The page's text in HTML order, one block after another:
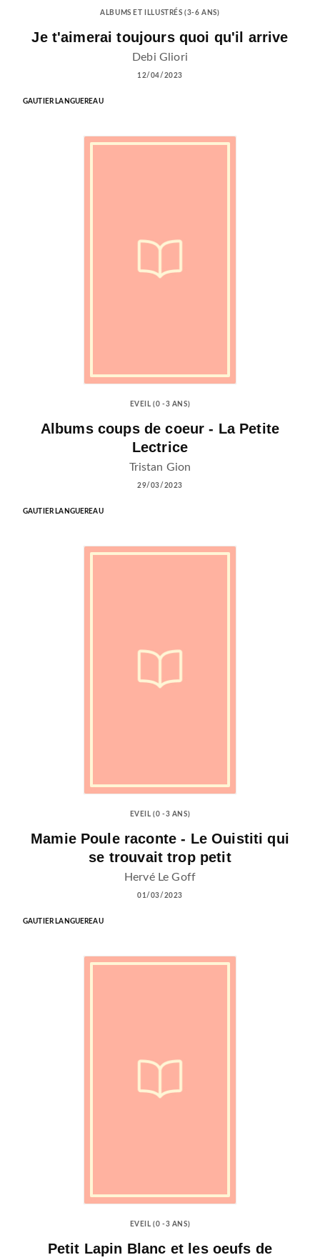
ALBUMS ET ILLUSTRÉS (3-6 ANS)
Je t'aimerai toujours quoi qu'il arrive
Debi Gliori
12/04/2023
GAUTIER LANGUEREAU
EVEIL (0 -3 ANS)
Albums coups de coeur - La Petite
Lectrice
Tristan Gion
29/03/2023
GAUTIER LANGUEREAU
EVEIL (0 -3 ANS)
Mamie Poule raconte - Le Ouistiti qui
se trouvait trop petit
Hervé Le Goff
01/03/2023
GAUTIER LANGUEREAU
EVEIL (0 -3 ANS)
Petit Lapin Blanc et les oeufs de